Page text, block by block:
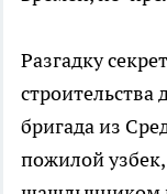
Разгадку
строительства
бригада из
пожилой